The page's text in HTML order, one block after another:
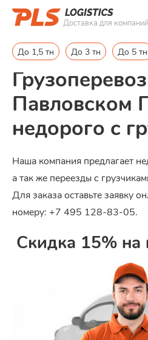
Доставка для компаний
До 1,5 тн До 3 тн До 5 тн
Главная Районы работ в МО /
Павловском
недорого с
Наша компания предлагает
а так же переезды с
Для заказа оставьте заявку
номеру: +7 495 128-83-05.
Скидка 15% на